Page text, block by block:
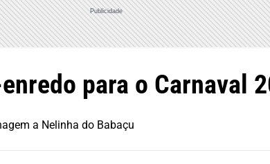
Publicidade
para o Carnaval
a Nelinha do Babaçu